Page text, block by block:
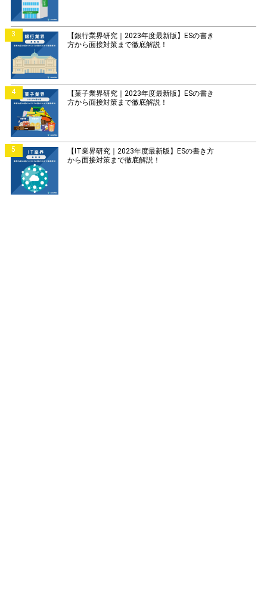
3
【銀行業界研究｜2023年度最新版】ESの書き
方から面接対策まで徹底解説！
4
【菓子業界研究｜2023年度最新版】ESの書き
方から面接対策まで徹底解説！
5
【IT業界研究｜2023年度最新版】ESの書き方
から面接対策まで徹底解説！